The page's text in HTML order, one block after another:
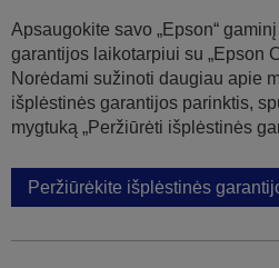
Apsaugokite savo „Epson“
garantijos laikotarpiui su „Epson
Norėdami sužinoti daugiau apie
išplėstinės garantijos parinktis,
mygtuką „Peržiūrėti išplėstinės
Peržiūrėkite išplėstinės